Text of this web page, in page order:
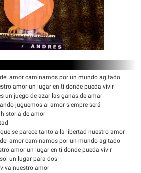
amor caminamos por un mundo agitado
amor un lugar en tí donde pueda vivir
un juego de azar las ganas de amar
juguemos al amor siempre será
de amor
se parece tanto a la libertad nuestro amor
amor caminamos por un mundo agitado
amor un lugar en tí donde pueda vivir
un lugar para dos
nuestro amor